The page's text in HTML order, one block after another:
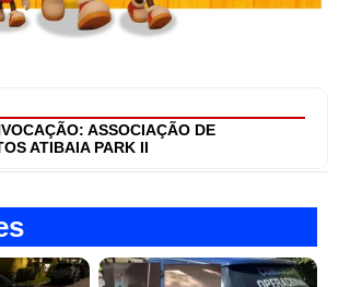
ASSOCIAÇÃO DE
ATIBAIA PARK II